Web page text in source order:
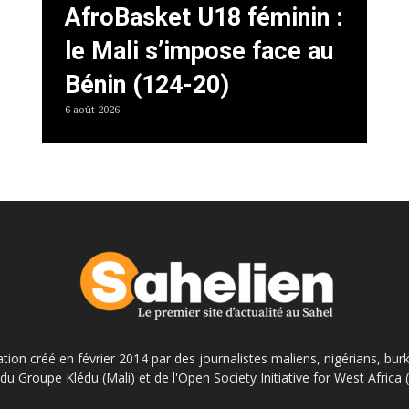
AfroBasket U18 féminin :
le Mali s’impose face au
Bénin (124-20)
6 août 2026
créé en février 2014 par des journalistes maliens, nigérians,
Groupe Klédu (Mali) et de l'Open Society Initiative for West Africa